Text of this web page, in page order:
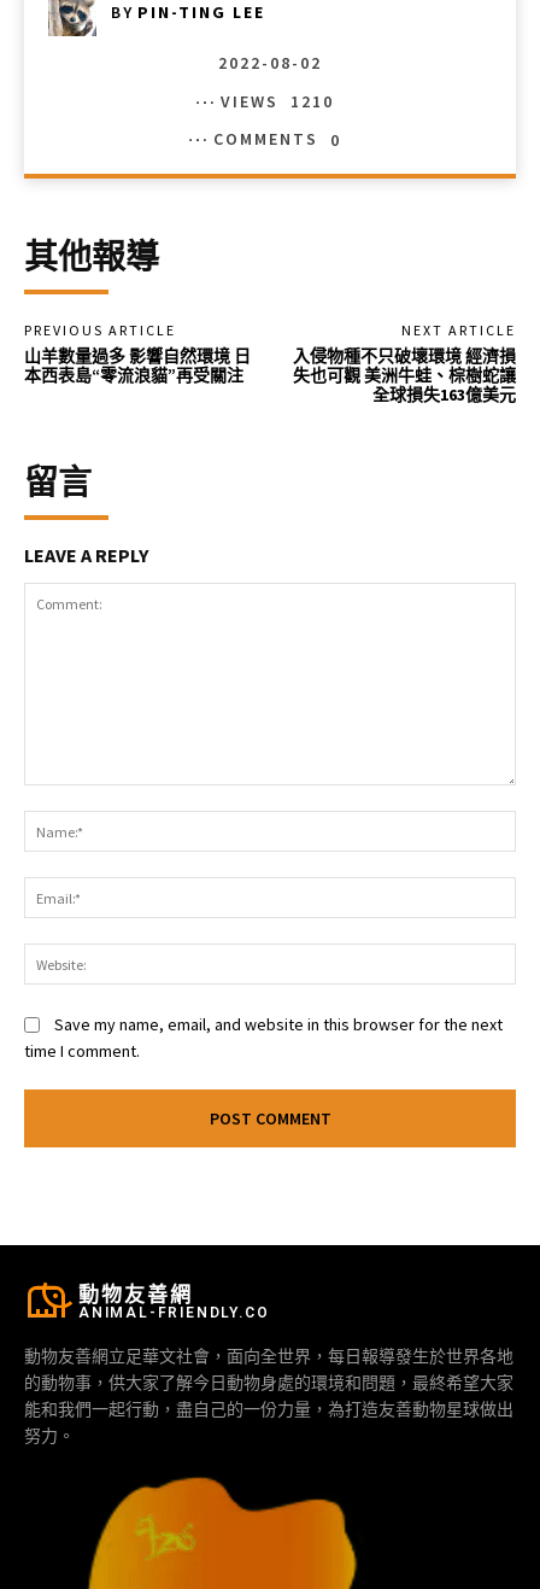
BY PIN-TING LEE
2022-08-02
VIEWS
1210
COMMENTS
0
其他報導
PREVIOUS ARTICLE
山羊數量過多 影響自然環境 日
本西表島“零流浪貓”再受關注
NEXT ARTICLE
入侵物種不只破壞環境 經濟損
失也可觀 美洲牛蛙、棕樹蛇讓
全球損失163億美元
留言
LEAVE A REPLY
Save my name, email, and website in this browser for the next
time I comment.
動物友善網
ANIMAL-FRIENDLY.CO
動物友善網立足華文社會，面向全世界，每日報導發生於世界各地
的動物事，供大家了解今日動物身處的環境和問題，最終希望大家
能和我們一起行動，盡自己的一份力量，為打造友善動物星球做出
努力。